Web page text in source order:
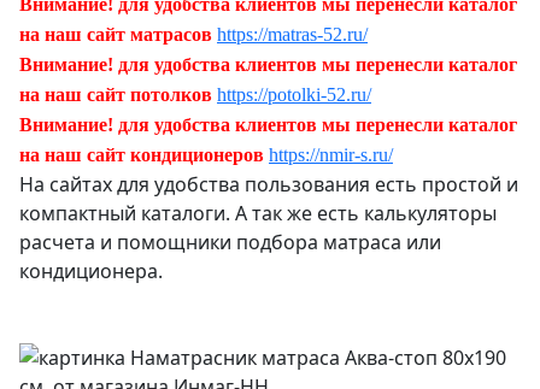
на наш сайт матрасов https://matras-52.ru/
Внимание! для удобства клиентов мы перенесли каталог
на наш сайт потолков https://potolki-52.ru/
Внимание! для удобства клиентов мы перенесли каталог
на наш сайт кондиционеров https://nmir-s.ru/
На сайтах для удобства пользования есть простой и
компактный каталоги. А так же есть калькуляторы
расчета и помощники подбора матраса или
кондиционера.